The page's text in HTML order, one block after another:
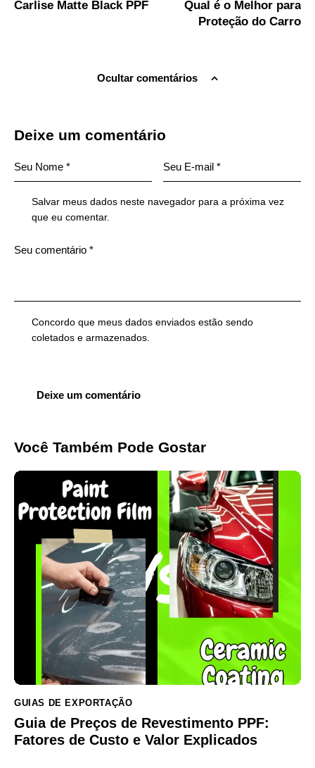
Carlise Matte Black PPF
Qual é o Melhor para
Proteção do Carro
Ocultar comentários
Deixe um comentário
Salvar meus dados neste navegador para a próxima vez
que eu comentar.
Concordo que meus dados enviados estão sendo
coletados e armazenados
Você Também Pode Gostar
GUIAS DE EXPORTAÇÃO
Guia de Preços de Revestimento PPF:
Fatores de Custo e Valor Explicados